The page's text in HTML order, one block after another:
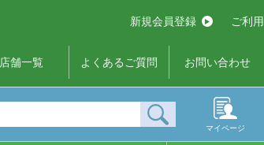
新規会員登録 ご利
店舗一覧 よくあるご質問 お問い合わせ
マイページ